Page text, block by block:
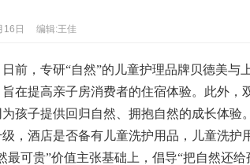
16日 编辑:王佳
，专研“自然”的儿童护理品牌贝德美与
在提高亲子房消费者的住宿体验。此外
孩子提供回归自然、拥抱自然的成长体验。
，酒店是否备有儿童洗护用品，儿童洗
最可贵”价值主张基础上，倡导“把自然还